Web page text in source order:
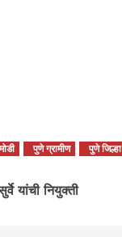
पुणे ग्रामीण पुणे जिल्हा
यांची नियुक्ती